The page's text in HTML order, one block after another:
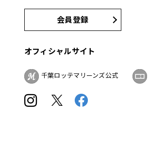
会員登録
オフィシャルサイト
千葉ロッテマリーンズ公式